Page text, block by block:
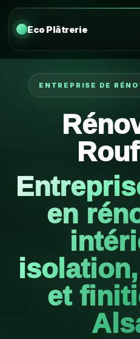
Eco Plâtrerie
ENTREPRISE DE
en
et